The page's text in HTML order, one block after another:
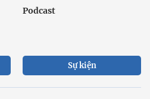
Podcast
Sự kiện